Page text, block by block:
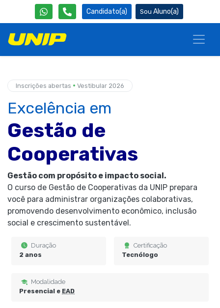
Candidato(a) Aluno(a)
Inscrições abertas • Vestibular 2026
Excelência em
Gestão de
Cooperativas
Gestão com propósito e impacto social.
O curso de Gestão de Cooperativas da UNIP prepara
você para administrar organizações colaborativas,
promovendo desenvolvimento econômico, inclusão
social e crescimento sustentável.
Duração
2 anos
Certificação
Tecnólogo
Modalidade
Presencial e EAD